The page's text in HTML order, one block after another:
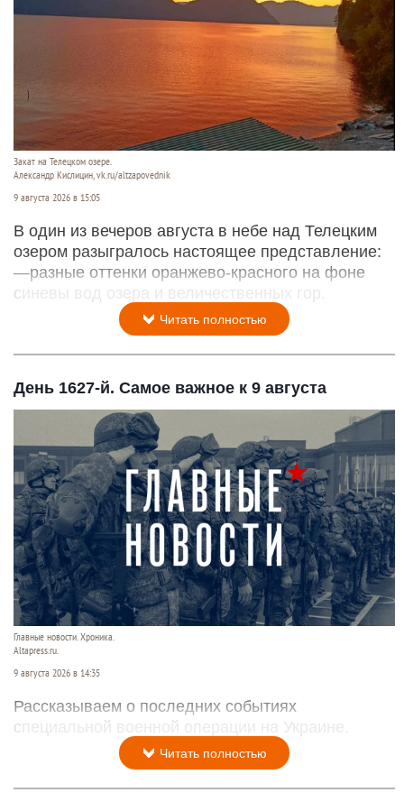
Закат на Телецком озере.
Александр Кислицин, vk.ru/altzapovednik
9 августа 2026 в 15:05
В один из вечеров августа в небе над Телецким
озером разыгралось настоящее представление:
—разные оттенки оранжево-красного на фоне
синевы вод озера и величественных гор.
Читать полностью
День 1627-й. Самое важное к 9 августа
Главные новости. Хроника.
Altapress.ru.
9 августа 2026 в 14:35
Рассказываем о последних событиях
специальной военной операции на Украине.
Читать полностью